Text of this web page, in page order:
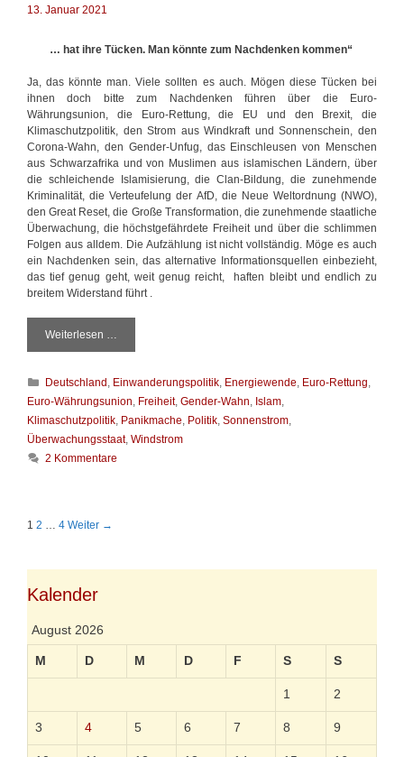
M
n
s
c
h
e
n
d
i
e
a
u
f
P
e
e
n
t
13. Januar 2021
… hat ihre Tücken. Man könnte zum Nachdenken kommen“
Ja, das könnte man. Viele sollten es auch. Mögen diese Tücken bei
ihnen doch bitte zum Nachdenken führen über die Euro-
Währungsunion, die Euro-Rettung, die EU und den Brexit, die
Klimaschutzpolitik, den Strom aus Windkraft und Sonnenschein, den
Corona-Wahn, den Gender-Unfug, das Einschleusen von Menschen
aus Schwarzafrika und von Muslimen aus islamischen Ländern, über
die schleichende Islamisierung, die Clan-Bildung, die zunehmende
Kriminalität, die Verteufelung der AfD, die Neue Weltordnung (NWO),
den Great Reset, die Große Transformation, die zunehmende staatliche
Überwachung, die höchstgefährdete Freiheit und über die schlimmen
Folgen aus alldem. Die Aufzählung ist nicht vollständig. Möge es auch
ein Nachdenken sein, das alternative Informationsquellen einbezieht,
das tief genug geht, weit genug reicht, haften bleibt und endlich zu
breitem Widerstand führt .
Weiterlesen …
D
e
e
e
F
e
K
a
g
o
n
Deutschland , Einwanderungspolitik, Energiewende, Euro-Rettung,
Euro-Währungsunion, Freiheit, Gender-Wahn, Islam,
Klimaschutzpolitik, Panikmache, Politik, Sonnenstrom,
Überwachungsstaat, Windstrom
2 Kommentare
B
r
1 2 … 4 Weiter →
Kalender
August 2026
M D M D F S S
1 2
3 4 5 6 7 8 9